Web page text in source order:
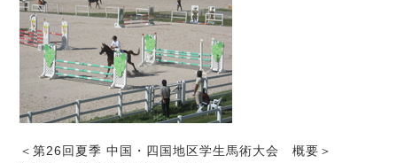
＜第26回夏季 中国・四国地区学生馬術大会 概要＞